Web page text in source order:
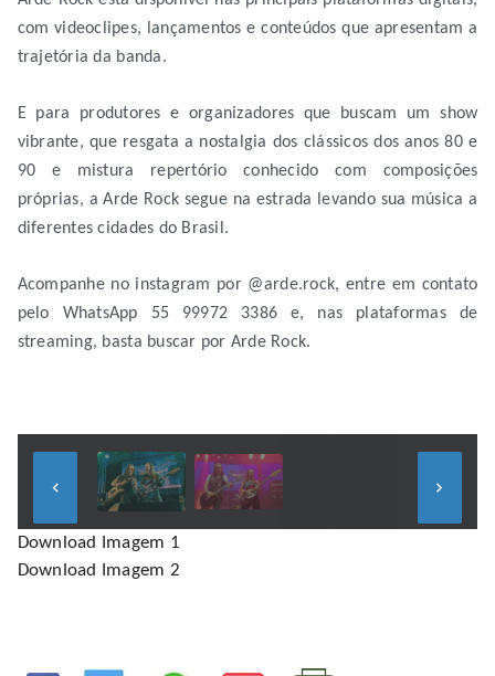
com videoclipes, lançamentos e conteúdos que apresentam a
trajetória da banda.
E para produtores e organizadores que buscam um show
vibrante, que resgata a nostalgia dos clássicos dos anos 80 e
90 e mistura repertório conhecido com composições
próprias, a Arde Rock segue na estrada levando sua música a
diferentes cidades do Brasil.
Acompanhe no instagram por @arde.rock, entre em contato
pelo WhatsApp 55 99972 3386 e, nas plataformas de
streaming, basta buscar por Arde Rock.
keyboard_arrow_left keyboard_arrow_right
Download Imagem 1
Download Imagem 2